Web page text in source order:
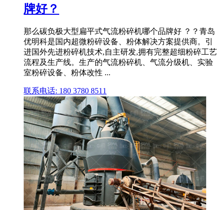
牌好？
那么碳负极大型扁平式气流粉碎机哪个品牌好 ？？青岛
优明科是国内超微粉碎设备、粉体解决方案提供商。引
进国外先进粉碎机技术,自主研发,拥有完整超细粉碎工艺
流程及生产线。生产的气流粉碎机、气流分级机、实验
室粉碎设备、粉体改性 ...
联系电话: 180 3780 8511